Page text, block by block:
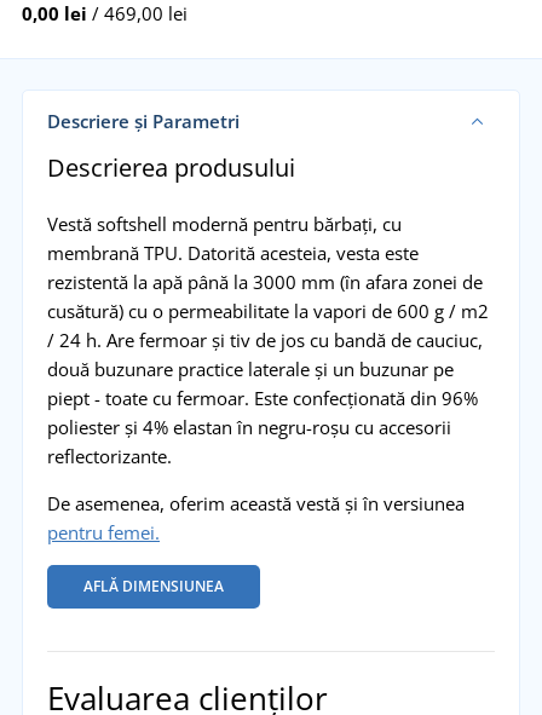
0,00 lei / 469,00 lei
Descriere și Parametri
Descrierea produsului
Vestă softshell modernă pentru bărbați, cu
membrană TPU. Datorită acesteia, vesta este
rezistentă la apă până la 3000 mm (în afara zonei de
cusătură) cu o permeabilitate la vapori de 600 g / m2
/ 24 h. Are fermoar și tiv de jos cu bandă de cauciuc,
două buzunare practice laterale și un buzunar pe
piept - toate cu fermoar. Este confecționată din 96%
poliester și 4% elastan în negru-roșu cu accesorii
reflectorizante.
De asemenea, oferim această vestă şi în versiunea
pentru femei.
AFLĂ DIMENSIUNEA
Evaluarea clienților